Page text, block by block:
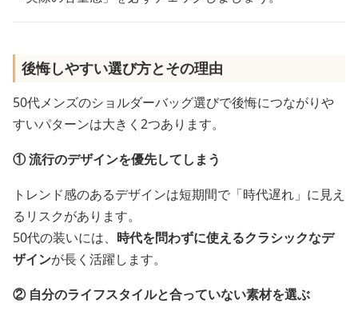
後悔しやすい選び方とその理由
50代メンズのショルダーバッグ選びで後悔につながりや
すいパターンは大きく2つあります。
① 流行のデザインを優先してしまう
トレンド感のあるデザインは短期間で「時代遅れ」に見え
るリスクがあります。
50代の装いには、 時代を問わずに使えるクラシックなデ
ザインが長く活躍します。
② 自分のライフスタイルと合っていない素材を選ぶ